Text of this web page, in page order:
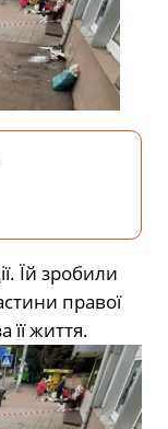
Їй зробили
правої
її життя.